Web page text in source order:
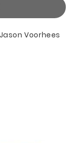
Voorhees